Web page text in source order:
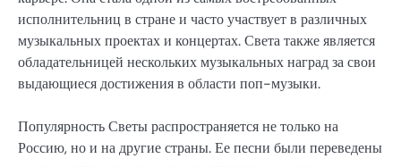
исполнительниц в стране и часто участвует в различных
музыкальных проектах и концертах. Света также является
обладательницей нескольких музыкальных наград за свои
выдающиеся достижения в области поп-музыки.
Популярность Светы распространяется не только на
Россию, но и на другие страны. Ее песни были переведены